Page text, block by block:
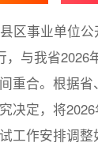
区事业单位
，与我省2026
重合。根据
决定，将
工作安排调整